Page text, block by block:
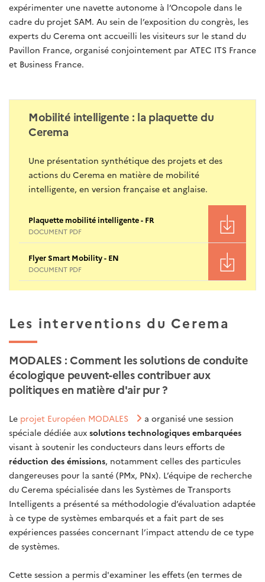
expérimenter une navette autonome à l’Oncopole dans le
cadre du projet SAM. Au sein de l’exposition du congrès, les
experts du Cerema ont accueilli les visiteurs sur le stand du
Pavillon France, organisé conjointement par ATEC ITS France
et Business France.
Mobilité intelligente : la plaquette du
Cerema
Une présentation synthétique des projets et des
actions du Cerema en matière de mobilité
intelligente, en version française et anglaise.
Plaquette mobilité intelligente - FR
DOCUMENT PDF
Flyer Smart Mobility - EN
DOCUMENT PDF
Les interventions du Cerema
MODALES : Comment les solutions de conduite
écologique peuvent-elles contribuer aux
politiques en matière d'air pur ?
Le projet Européen MODALES
a organisé une session
spéciale dédiée aux solutions technologiques embarquées
visant à soutenir les conducteurs dans leurs efforts de
réduction des émissions, notamment celles des particules
dangereuses pour la santé (PMx, PNx). L’équipe de recherche
du Cerema spécialisée dans les Systèmes de Transports
Intelligents a présenté sa méthodologie d’évaluation adaptée
à ce type de systèmes embarqués et a fait part de ses
expériences passées concernant l’impact attendu de ce type
de systèmes.
Cette session a permis d'examiner les effets (en termes de